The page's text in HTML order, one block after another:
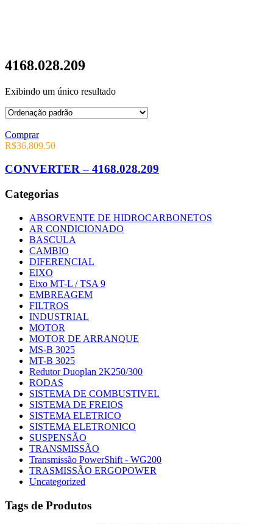
4168.028.209
Exibindo um único resultado
Comprar
R$36,809.50
CONVERTER – 4168.028.209
Categorias
ABSORVENTE DE HIDROCARBONETOS
AR CONDICIONADO
BASCULA
CAMBIO
DIFERENCIAL
EIXO
Eixo MT-L / TSA 9
EMBREAGEM
FILTROS
INDUSTRIAL
MOTOR
MOTOR DE ARRANQUE
MS-B 3025
MT-B 3025
Redutor Duoplan 2K250/300
RODAS
SISTEMA DE COMBUSTIVEL
SISTEMA DE FREIOS
SISTEMA ELETRICO
SISTEMA ELETRONICO
SUSPENSÃO
TRANSMISSÃO
Transmissão PowerShift - WG200
TRASMISSÃO ERGOPOWER
Uncategorized
Tags de Produtos